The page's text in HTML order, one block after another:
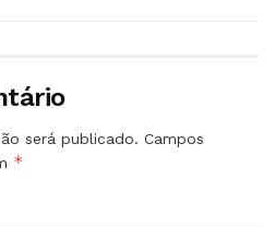
será publicado. Campos
*